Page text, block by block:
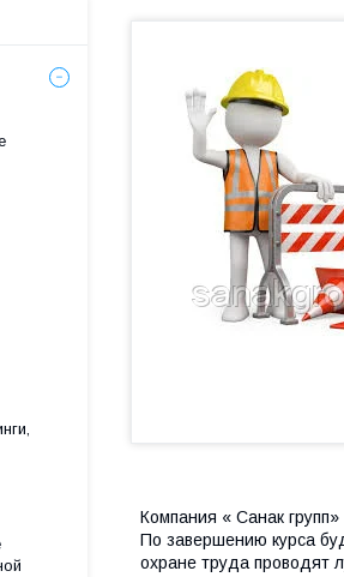
Компания « Санак
По завершению курса
охране труда проводят